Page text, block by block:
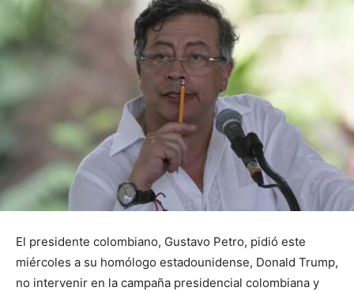
El presidente colombiano, Gustavo Petro, pidió este
miércoles a su homólogo estadounidense, Donald Trump,
no intervenir en la campaña presidencial colombiana y